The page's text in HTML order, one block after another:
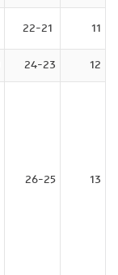
11
12
24-23
13
26-25